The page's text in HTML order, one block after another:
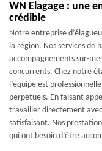
WN Elagage : une
crédible
Notre entreprise
la région. Nos services de
accompagnements sur-
concurrents. Chez notre
l’équipe est
perpétuels. En faisant
travailler directement
satisfaisant. Nos
qui ont besoin d’être